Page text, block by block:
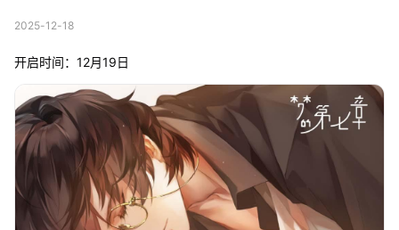
2025-12-18
开启时间：12月19日